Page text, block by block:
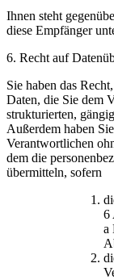
Ihnen steht
diese Empfänger
6. Recht auf
Sie haben das
Daten, die Sie dem
strukturierten,
Außerdem haben
Verantwortlichen
dem die
übermitteln, sofern
6
a